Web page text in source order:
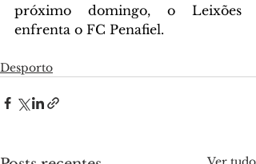
próximo domingo, o Leixões
enfrenta o FC Penafiel.
Desporto